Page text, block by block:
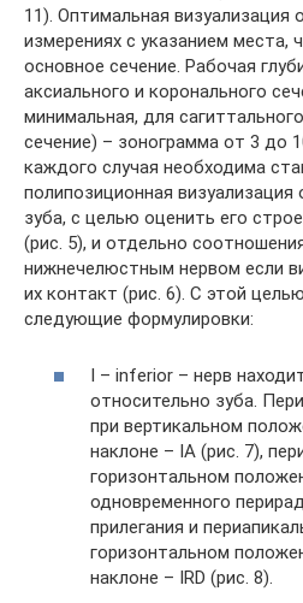
11). Оптимальная визуализация
измерениях с указанием места,
основное сечение. Рабочая
аксиального и коронального
минимальная, для
сечение) – зонограмма от 3 до
каждого случая необходима
полипозиционная
зуба, с целью оценить его
(рис. 5), и отдельно
нижнечелюстным нервом если
их контакт (рис. 6). С этой
следующие формулировки:
I – inferior – нерв
относительно зуба.
при вертикальном
наклоне – IA (рис. 7),
горизонтальном
одновременного
прилегания и
горизонтальном
наклоне – IRD (рис. 8).